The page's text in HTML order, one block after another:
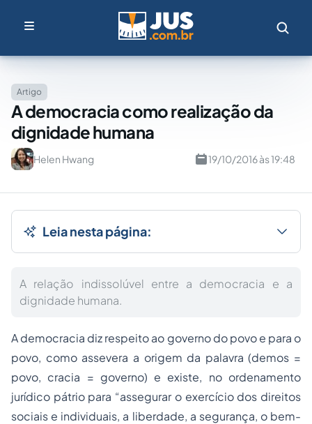
Artigo
A democracia como realização da
dignidade humana
Helen Hwang 19/10/2016 às 19:48
Leia nesta página:
A relação indissolúvel entre a democracia e a
dignidade humana.
A democracia diz respeito ao governo do povo e para o
povo, como assevera a origem da palavra (demos =
povo, cracia = governo) e existe, no ordenamento
jurídico pátrio para “assegurar o exercício dos direitos
sociais e individuais, a liberdade, a segurança, o bem-